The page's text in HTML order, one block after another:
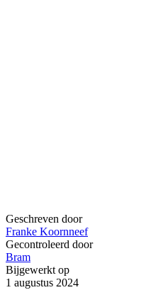
Geschreven door
Franke Koornneef
Gecontroleerd door
Bram
Bijgewerkt op
1 augustus 2024